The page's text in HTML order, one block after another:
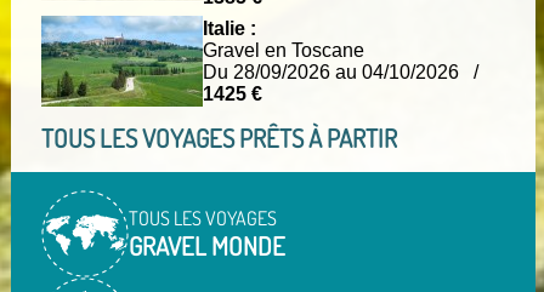
Italie :
Gravel en Toscane
Du 28/09/2026 au 04/10/2026 /
1425 €
TOUS LES VOYAGES PRÊTS À PARTIR
TOUS LES VOYAGES
GRAVEL MONDE